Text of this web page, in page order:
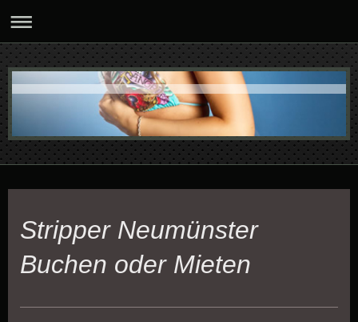
Stripper Neumünster
Buchen oder Mieten